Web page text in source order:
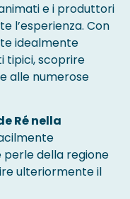
e i produttori
l’esperienza. Con
idealmente
tipici, scoprire
alle numerose
Ré nella
perle della regione
ulteriormente il